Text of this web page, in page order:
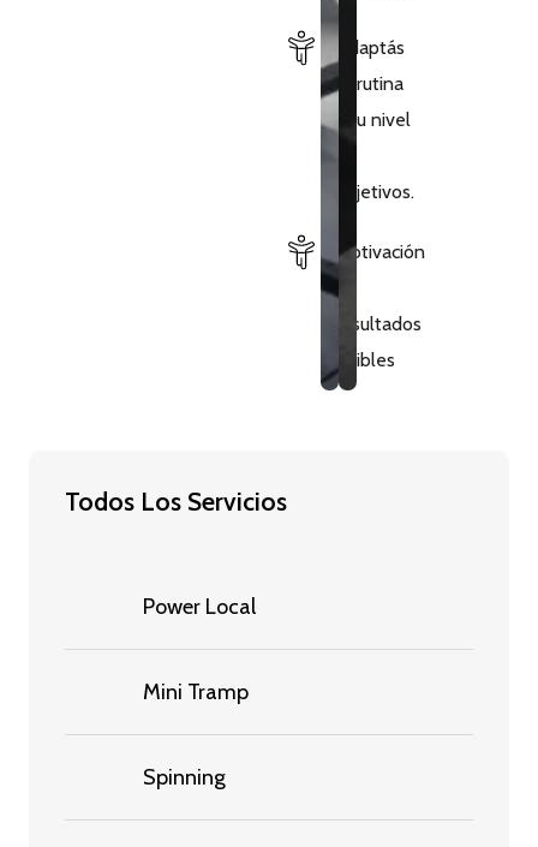
Adaptás
tu rutina
a tu nivel
objetivos.
Motivación
resultados
visibles
Todos Los Servicios
Power Local
Mini Tramp
Spinning